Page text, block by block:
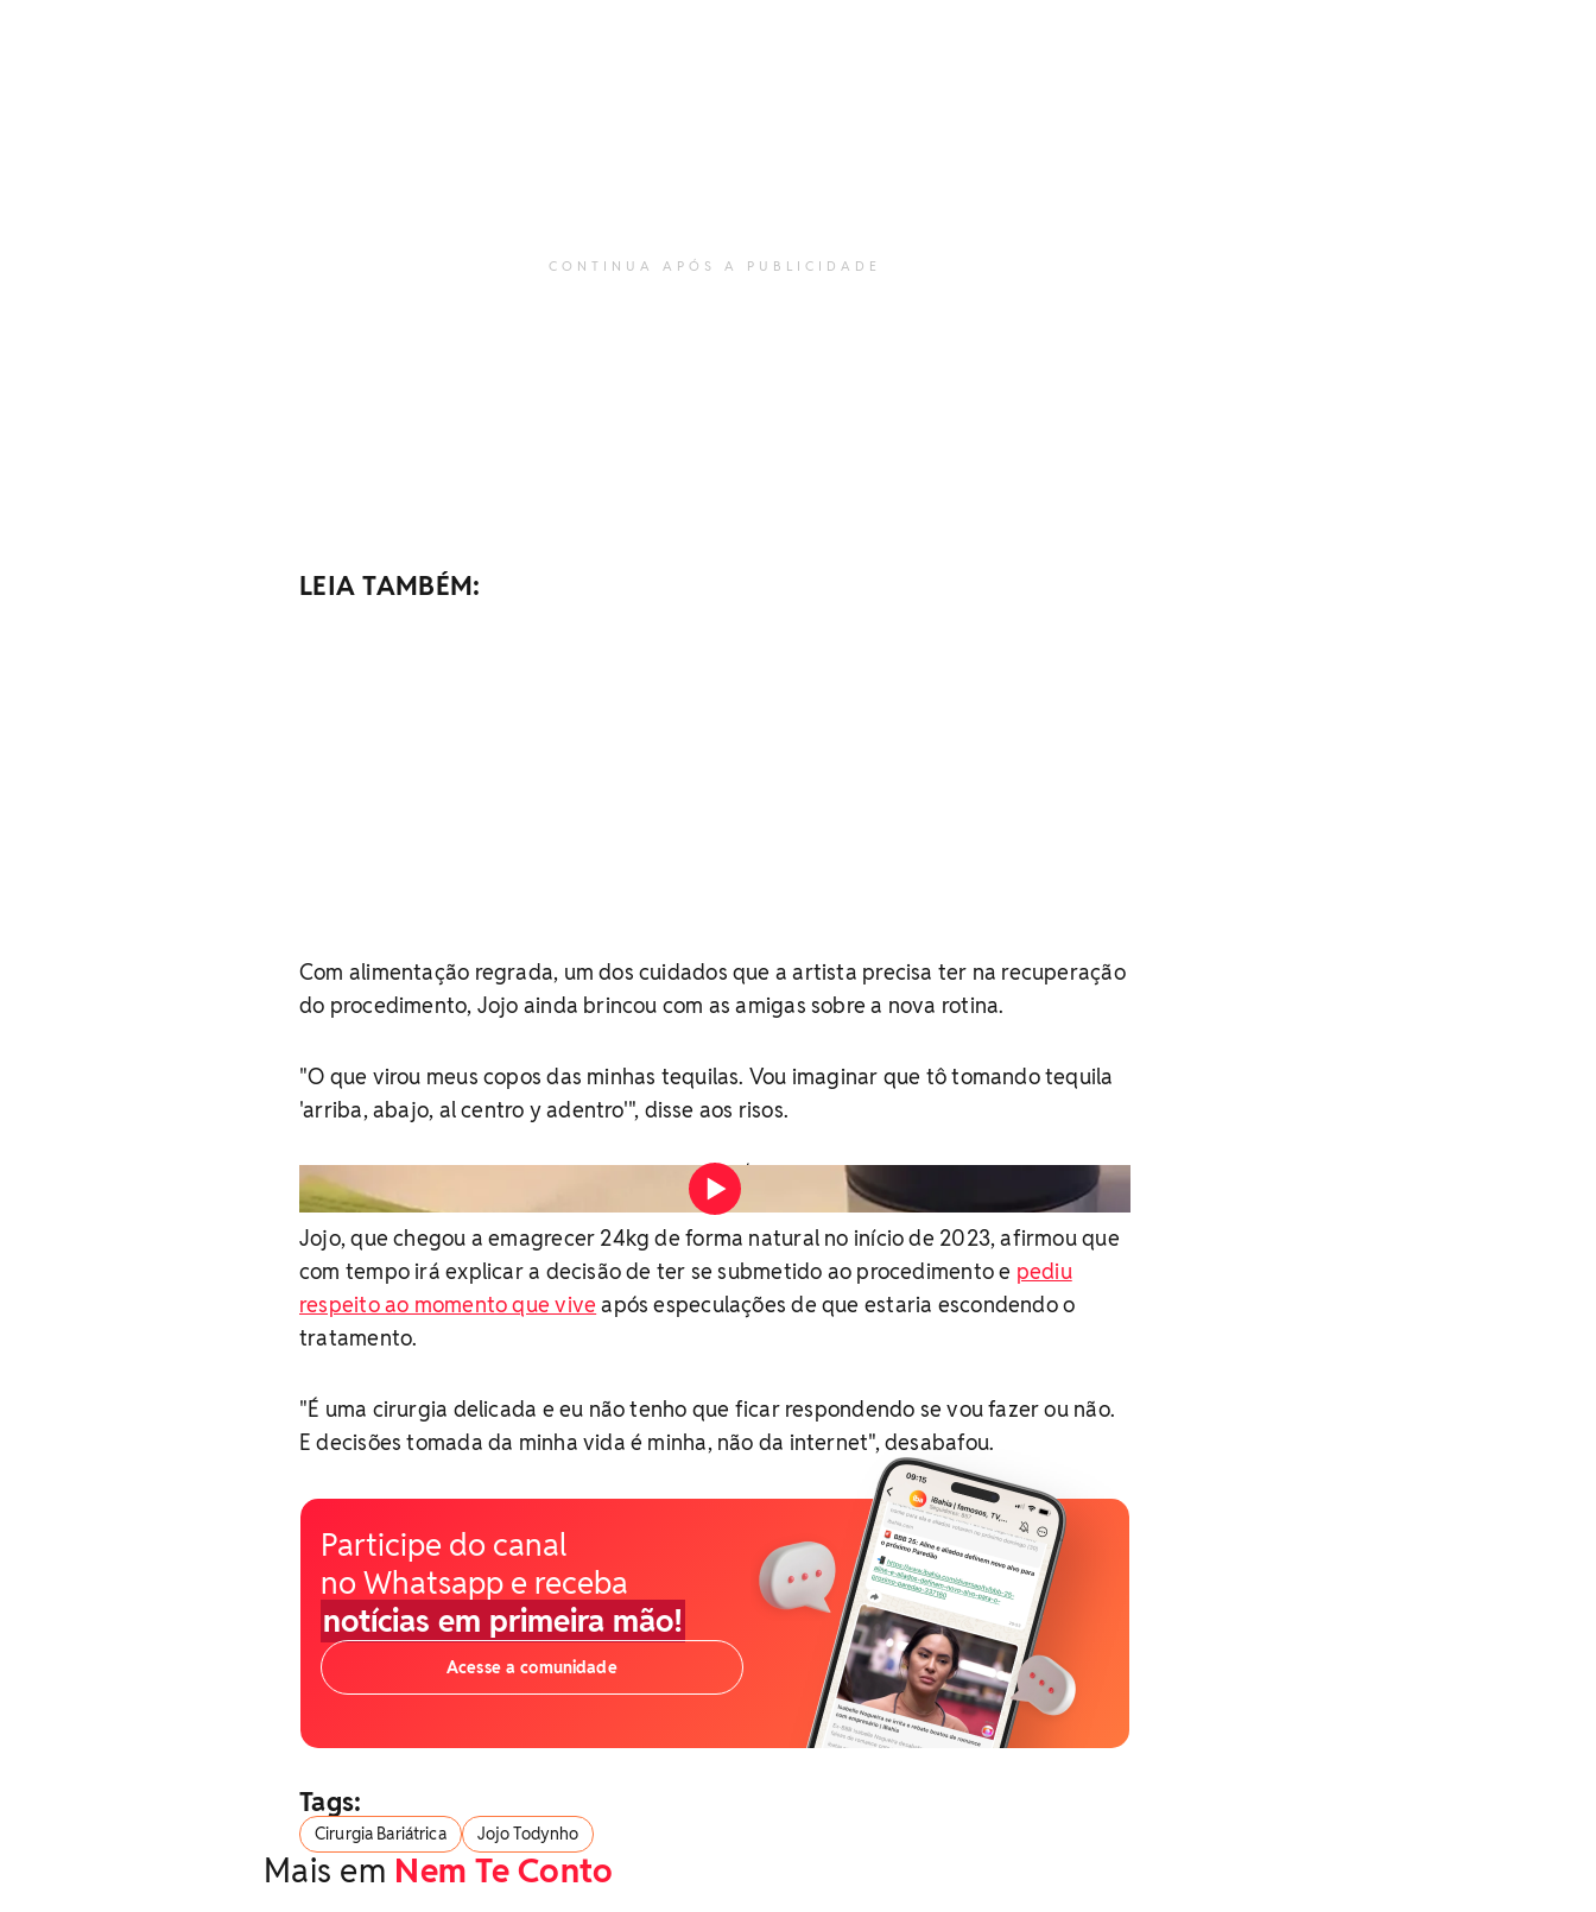
CONTINUA APÓS A PUBLICIDADE
LEIA TAMBÉM:
Com alimentação regrada, um dos cuidados que a artista precisa ter na recuperação
do procedimento, Jojo ainda brincou com as amigas sobre a nova rotina.
"O que virou meus copos das minhas tequilas. Vou imaginar que tô tomando tequila
'arriba, abajo, al centro y adentro'", disse aos risos.
Foto: Reprodução/ Instagram
Jojo, que chegou a emagrecer 24kg de forma natural no início de 2023, afirmou que
com tempo irá explicar a decisão de ter se submetido ao procedimento e pediu
respeito ao momento que vive após especulações de que estaria escondendo o
tratamento.
"É uma cirurgia delicada e eu não tenho que ficar respondendo se vou fazer ou não.
E decisões tomada da minha vida é minha, não da internet", desabafou.
Participe do canal
no Whatsapp e receba
notícias em primeira mão!
Acesse a comunidade
Tags:
Cirurgia Bariátrica Jojo Todynho
Mais em Nem Te Conto